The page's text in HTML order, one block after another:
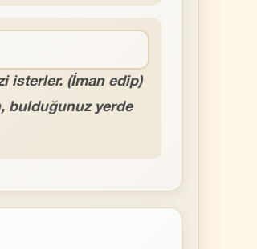
isterler. (İman edip)
bulduğunuz yerde